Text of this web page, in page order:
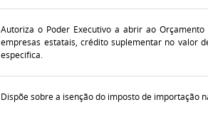
Autoriza o Poder Executivo a abrir ao
empresas estatais, crédito suplementar no valor
especifica.
Dispõe sobre a isenção do imposto de importação